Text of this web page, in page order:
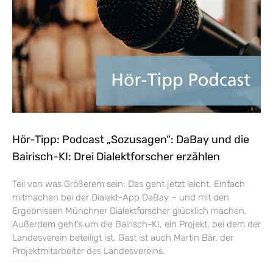
Hör-Tipp: Podcast „Sozusagen“: DaBay und die
Bairisch-KI: Drei Dialektforscher erzählen
Teil von was Größerem sein: Das geht jetzt leicht. Einfach
mitmachen bei der Dialekt-App DaBay – und mit den
Ergebnissen Münchner Dialektforscher glücklich machen.
Außerdem geht’s um die Bairisch-KI, ein Projekt, bei dem der
Landesverein beteiligt ist. Gast ist auch Martin Bär, der
Projektmitarbeiter des Landesvereins.